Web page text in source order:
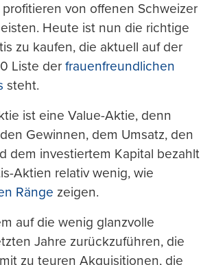
von offenen Schweizer
Heute ist nun die richtige
zu kaufen, die aktuell auf der
Liste der frauenfreundlichen
steht.
ist eine Value-Aktie, denn
Gewinnen, dem Umsatz, den
dem investiertem Kapital bezahlt
Aktien relativ wenig, wie
Ränge zeigen.
auf die wenig glanzvolle
Jahre zurückzuführen, die
zu teuren Akquisitionen, die